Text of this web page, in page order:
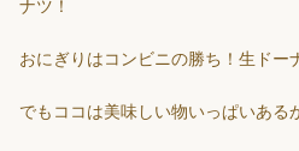
ナツ！
おにぎりはコンビニの勝ち！生ドー
でもココは美味しい物いっぱいある